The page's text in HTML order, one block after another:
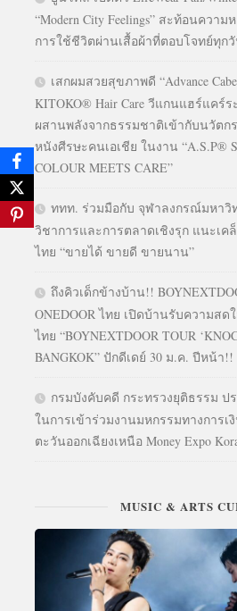
“Modern City Feelings” สะท้อนควา
การใช้ชีวิตผ่านเสื้อผ้าที่ตอบโจทย์ทุก
เสกผมสวยสุขภาพดี “Advance
KITOKO® Hair Care วีแกนแฮร์แคร์
ผสานพลังจากธรรมชาติเข้ากับนวัตก
หนังศีรษะคนเอเชีย ในงาน “A.S.P®
COLOUR MEETS CARE”
ททท. ร่วมมือกับ จุฬาลงกรณ์มหาวิ
วิชาการและการตลาดเชิงรุก แนะเค
ไทย “ขายได้ ขายดี ขายนาน”
ถึงคิวเด็กข้างบ้าน!!
ONEDOOR ไทย เปิดบ้านรับความส
ไทย “BOYNEXTDOOR TOUR
BANGKOK” ปักดีเดย์ 30 ม.ค. ปีหน้า!!
กรมบังคับคดี กระทรวงยุติธรรม ป
ในการเข้าร่วมงานมหกรรมทางการ
ตะวันออกเฉียงเหนือ Money Expo
MUSIC & ARTS